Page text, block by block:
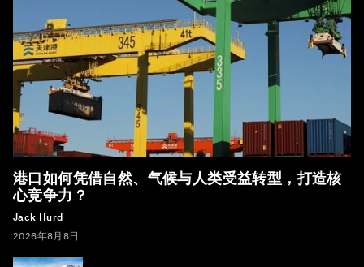
港口如何凭借自然、气候与人类受益转型，打造核
心竞争力？
Jack Hurd
2026年8月8日